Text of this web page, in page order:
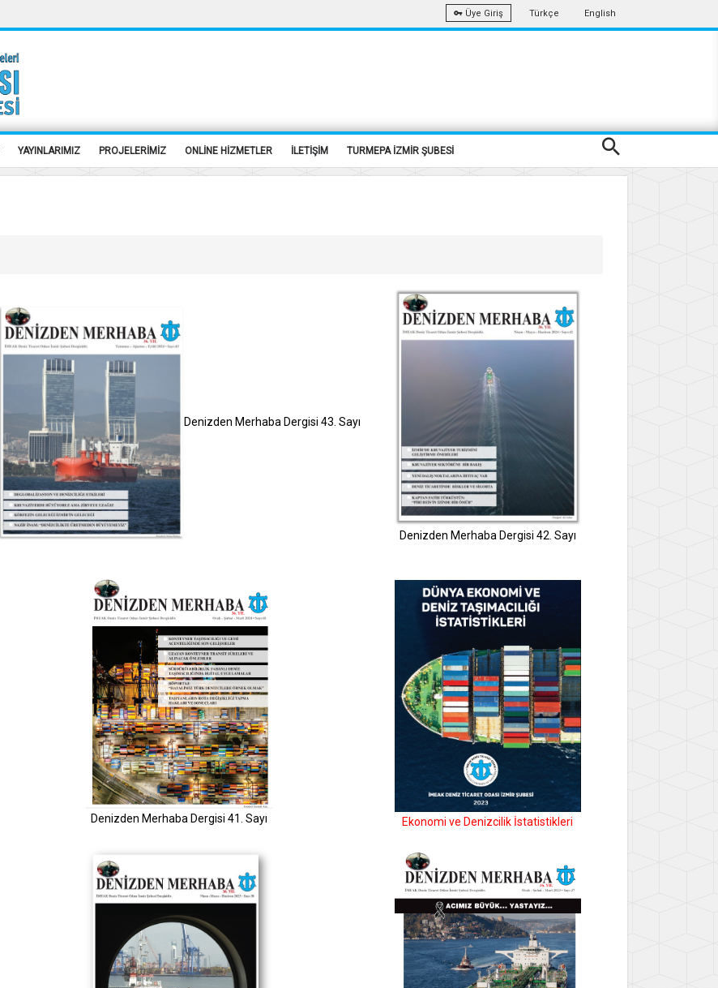
Üye Giriş Türkçe English
YAYINLARIMIZ PROJELERİMİZ ONLİNE HİZMETLER İLETİŞİM TURMEPA İZMİR ŞUBESİ
Denizden Merhaba Dergisi 43. Sayı
Denizden Merhaba Dergisi 42. Sayı
Denizden Merhaba Dergisi 41. Sayı Ekonomi ve Denizcilik İstatistikleri